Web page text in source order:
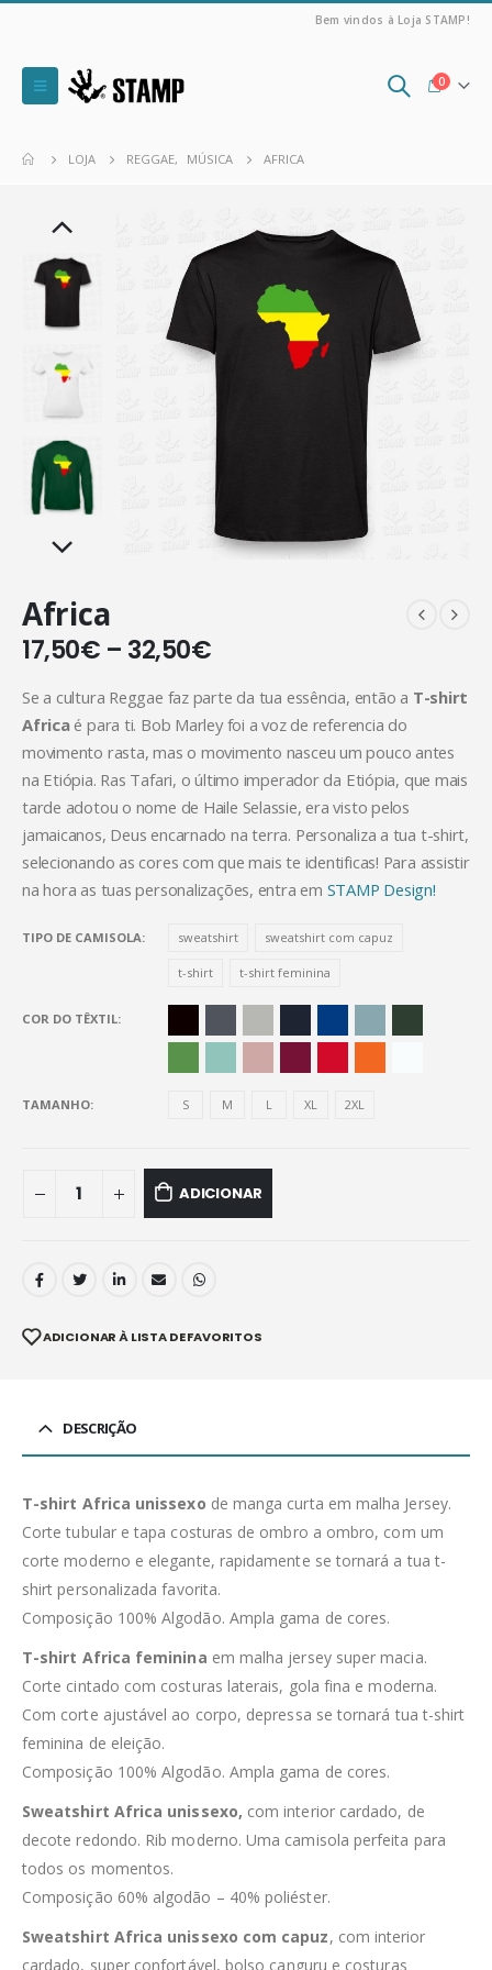
Bem vindos à Loja STAMP!
0
LOJA REGGAE, MÚSICA AFRICA
Africa
17,50€ – 32,50€
Se a cultura Reggae faz parte da tua essência, então a T-shirt
Africaé para ti. Bob Marley foi a voz de referencia do
movimento rasta, mas o movimento nasceu um pouco antes
na Etiópia. Ras Tafari, o último imperador da Etiópia, que mais
tarde adotou o nome de Haile Selassie, era visto pelos
jamaicanos, Deus encarnado na terra. Personaliza a tua t-shirt,
selecionando as cores com que mais te identificas! Para assistir
na hora as tuas personalizações, entra em STAMP Design!
TIPO DE CAMISOLA sweatshirt sweatshirt com capuz
t-shirt t-shirt feminina
COR DO TÊXTIL
TAMANHO S M L XL 2XL
ADICIONAR
ADICIONAR À LISTA DE FAVORITOS
DESCRIÇÃO
T-shirt Africa unissexo de manga curta em malha Jersey.
Corte tubular e tapa costuras de ombro a ombro, com um
corte moderno e elegante, rapidamente se tornará a tua t-
shirt personalizada favorita.
Composição 100% Algodão. Ampla gama de cores.
T-shirt Africa feminina em malha jersey super macia.
Corte cintado com costuras laterais, gola fina e moderna.
Com corte ajustável ao corpo, depressa se tornará tua t-shirt
feminina de eleição.
Composição 100% Algodão. Ampla gama de cores.
Sweatshirt Africa unissexo, com interior cardado, de
decote redondo. Rib moderno. Uma camisola perfeita para
todos os momentos.
Composição 60% algodão – 40% poliéster.
Sweatshirt Africa unissexo com capuz, com interior
cardado, super confortável, bolso canguru e costuras